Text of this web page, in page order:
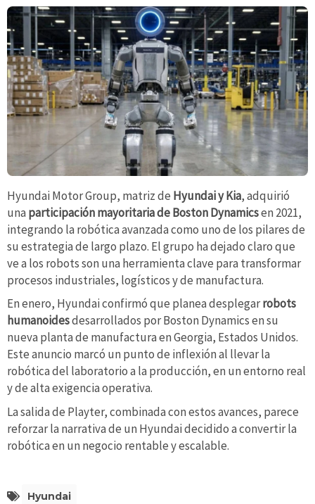
Hyundai Motor Group, matriz de Hyundai y Kia, adquirió
una participación mayoritaria de Boston Dynamicsen 2021,
integrando la robótica avanzada como uno de los pilares de
su estrategia de largo plazo. El grupo ha dejado claro que
ve a los robots son una herramienta clave para transformar
procesos industriales, logísticos y de manufactura.
En enero, Hyundai confirmó que planea desplegarrobots
humanoidesdesarrollados por Boston Dynamics en su
nueva planta de manufactura en Georgia, Estados Unidos.
Este anuncio marcó un punto de inflexión al llevar la
robótica del laboratorio a la producción, en un entorno real
y de alta exigencia operativa.
La salida de Playter, combinada con estos avances, parece
reforzar la narrativa de un Hyundai decidido a convertir la
robótica en un negocio rentable y escalable.
Hyundai